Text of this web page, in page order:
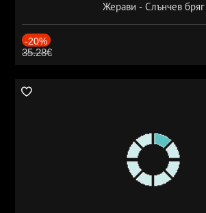
Жерави - Слънчев бряг
-20%
35.28€